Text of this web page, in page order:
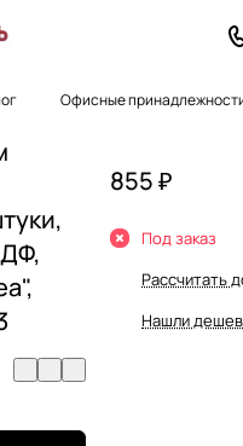
Офисные
855 ₽
Под заказ
Рассчитать
Нашли